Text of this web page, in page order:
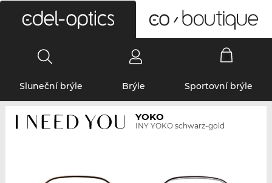
Sluneční brýle Brýle Sportovní brýle
YOKO
INY YOKO schwarz-gold